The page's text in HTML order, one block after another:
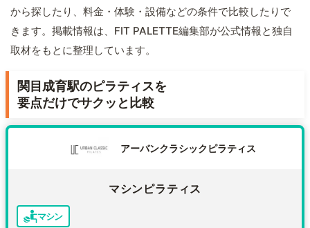
から探したり、料金・体験・設備などの条件で比較したりで
きます。掲載情報は、FIT PALETTE編集部が公式情報と独自
取材をもとに整理しています。
関目成育駅のピラティスを
要点だけでサクッと比較
アーバンクラシックピラティス
マシンピラティス
マシン